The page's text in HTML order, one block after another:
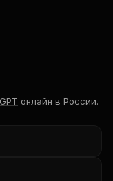
онлайн в России.